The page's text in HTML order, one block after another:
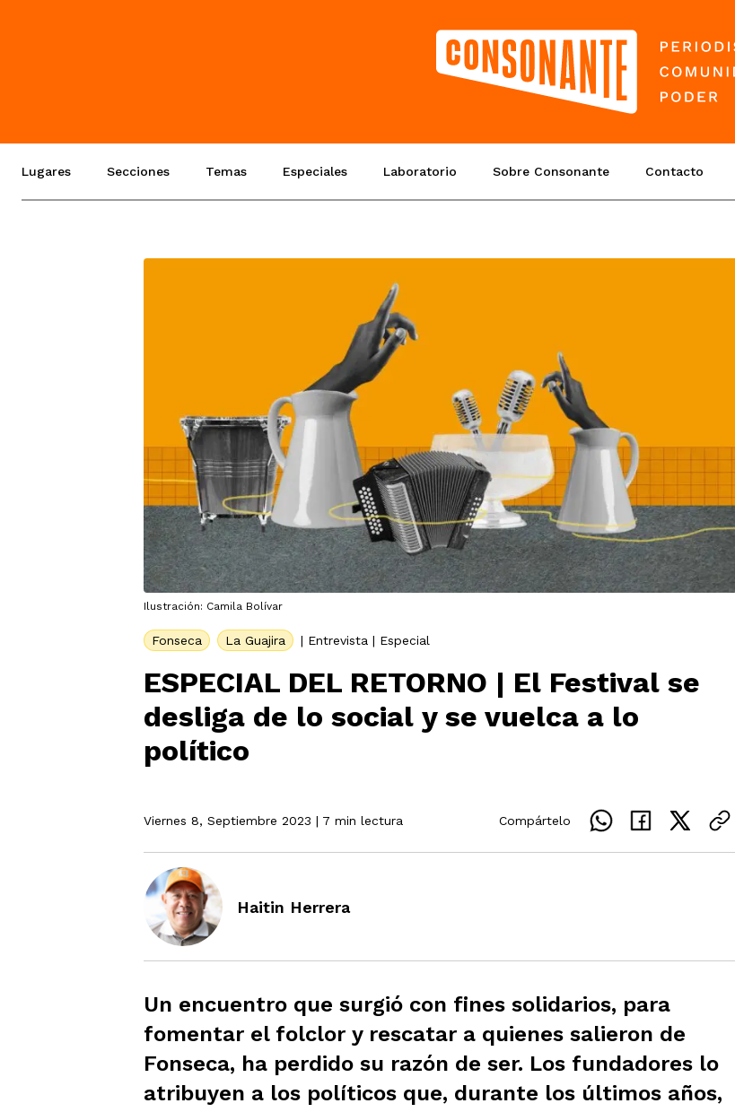
Lugares Secciones Temas Especiales Laboratorio Sobre Consonante Contacto
Ilustración: Camila Bolívar
Fonseca La Guajira | Entrevista | Especial
ESPECIAL DEL RETORNO | El Festival se
desliga de lo social y se vuelca a lo
político
Viernes 8, Septiembre 2023 | 7 min lectura Compártelo
Haitin Herrera
Un encuentro que surgió con fines solidarios, para
fomentar el folclor y rescatar a quienes salieron de
Fonseca, ha perdido su razón de ser. Los fundadores lo
atribuyen a los políticos que, durante los últimos años,